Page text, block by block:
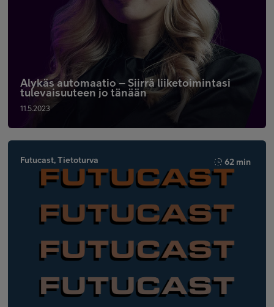
Älykäs automaatio – Siirrä liiketoimintasi
tulevaisuuteen jo tänään
11.5.2023
Futucast, Tietoturva 62 min